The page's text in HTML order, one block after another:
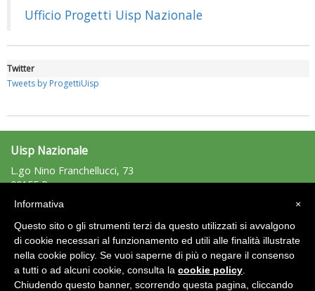
rivoluzioni"
Tiziano Pesce a Radio InBlu2000 traccia il bilancio della stagione
Ufficio Progetti Uisp Nazionale
Twitter
Tweets by ProgettiUisp
Uisp Nazionale
L.go Nino Franchellucci, 73
00155 Roma
Tel: 06.439841 - Fax: 06.43984320
C.F.: 97029170582
Area Riservata 2.0
×
Informativa
Questo sito o gli strumenti terzi da questo utilizzati si avvalgono
di cookie necessari al funzionamento ed utili alle finalità illustrate
nella cookie policy. Se vuoi saperne di più o negare il consenso
a tutti o ad alcuni cookie, consulta la cookie policy
Chiudendo questo banner, scorrendo questa pagina, cliccando